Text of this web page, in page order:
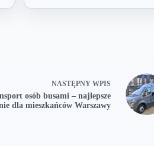
NASTĘPNY WPIS
osób busami – najlepsze
dla mieszkańców Warszawy